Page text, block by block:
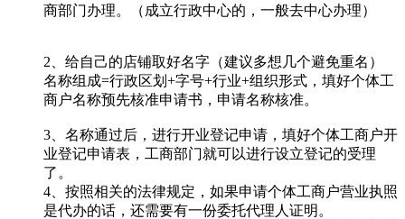
商部门办理。（成立行政中心的，一般去中心办理）
2、给自己的店铺取好名字（建议多想几个避免重名）
名称组成=行政区划+字号+行业+组织形式，填好个体工
商户名称预先核准申请书，申请名称核准。
3、名称通过后，进行开业登记申请，填好个体工商户开
业登记申请表，工商部门就可以进行设立登记的受理
了。
4、按照相关的法律规定，如果申请个体工商户营业执照
是代办的话，还需要有一份委托代理人证明。